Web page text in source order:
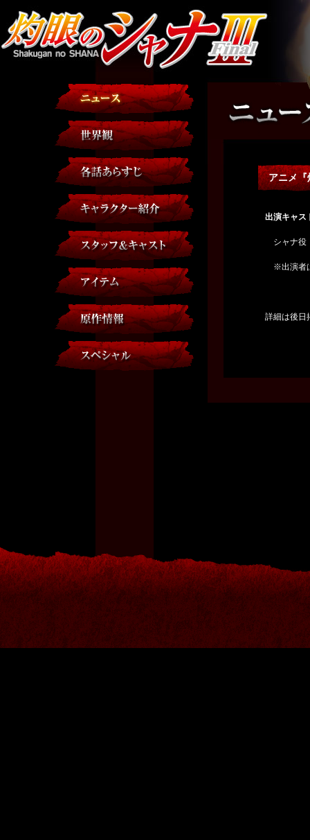
アニメ『
出演キャス
シャナ役
※出演者
詳細は後日